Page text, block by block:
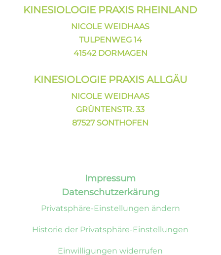
KINESIOLOGIE PRAXIS RHEINLAND
NICOLE WEIDHAAS
TULPENWEG 14
41542 DORMAGEN
KINESIOLOGIE PRAXIS ALLGÄU
NICOLE WEIDHAAS
GRÜNTENSTR. 33
87527 SONTHOFEN
Impressum
Datenschutzerkärung
Privatsphäre-Einstellungen ändern
Historie der Privatsphäre-Einstellungen
Einwilligungen widerrufen